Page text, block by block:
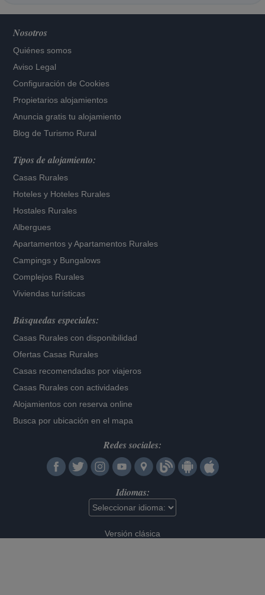
Nosotros
Quiénes somos
Aviso Legal
Configuración de Cookies
Propietarios alojamientos
Anuncia gratis tu alojamiento
Blog de Turismo Rural
Tipos de alojamiento:
Casas Rurales
Hoteles y Hoteles Rurales
Hostales Rurales
Albergues
Apartamentos yApartamentos Rurales
Campings y Bungalows
Complejos Rurales
Viviendas turísticas
Búsquedas especiales:
Casas Rurales con disponibilidad
Ofertas Casas Rurales
Casas recomendadas por viajeros
Casas Rurales con actividades
Alojamientos con reserva online
Busca por ubicación en el mapa
Redes sociales:
Idiomas:
Versión clásica